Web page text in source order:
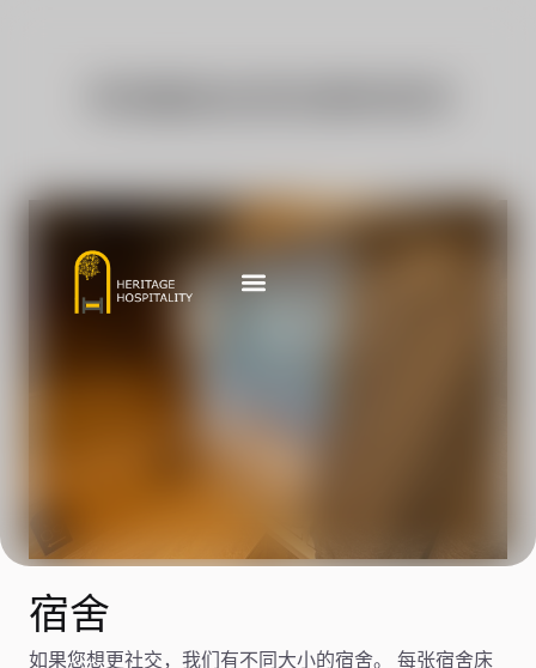
Menu
宿舍
如果您想更社交，我们有不同大小的宿舍。 每张宿舍床